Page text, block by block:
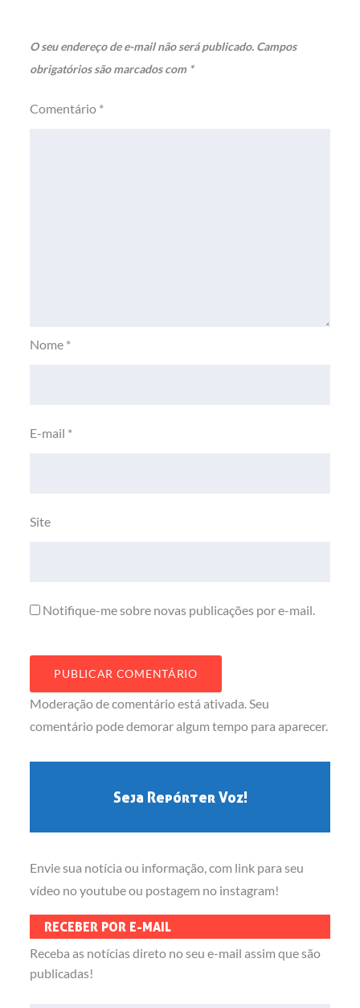
O seu endereço de e-mail não será publicado. Campos
obrigatórios são marcados com *
Comentário *
Nome *
E-mail *
Site
Notifique-me sobre novas publicações por e-mail.
Moderação de comentário está ativada. Seu
comentário pode demorar algum tempo para aparecer.
Seja Repórter Voz!
Envie sua notícia ou informação, com link para seu
vídeo no youtube ou postagem no instagram!
RECEBER POR E-MAIL
Receba as notícias direto no seu e-mail assim que são
publicadas!